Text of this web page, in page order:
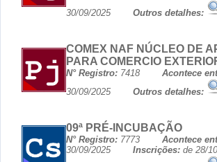
30/09/2025 Outros detalhes:
COMEX NAF NÚCLEO DE
PARA COMERCIO
N° Registro: 7418 Acontece
30/09/2025 Outros detalhes:
09ª PRÉ-INCUBAÇÃO
N° Registro: 7773 Acontece
30/09/2025 Inscrições: de 28/